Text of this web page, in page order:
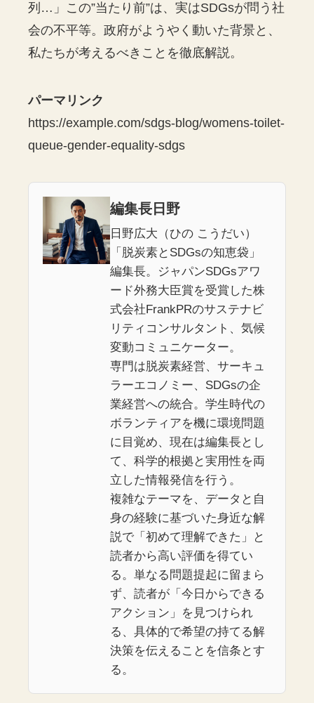
列…」この”当たり前”は、実はSDGsが問う社
会の不平等。政府がようやく動いた背景と、
私たちが考えるべきことを徹底解説。
パーマリンク
https://example.com/sdgs-blog/womens-toilet-
queue-gender-equality-sdgs
編集長日野
日野広大（ひの こうだい）
「脱炭素とSDGsの知恵袋」
編集長。ジャパンSDGsアワ
ード外務大臣賞を受賞した株
式会社FrankPRのサステナビ
リティコンサルタント、気候
変動コミュニケーター。
専門は脱炭素経営、サーキュ
ラーエコノミー、SDGsの企
業経営への統合。学生時代の
ボランティアを機に環境問題
に目覚め、現在は編集長とし
て、科学的根拠と実用性を両
立した情報発信を行う。
複雑なテーマを、データと自
身の経験に基づいた身近な解
説で「初めて理解できた」と
読者から高い評価を得てい
る。単なる問題提起に留まら
ず、読者が「今日からできる
アクション」を見つけられ
る、具体的で希望の持てる解
決策を伝えることを信条とす
る。